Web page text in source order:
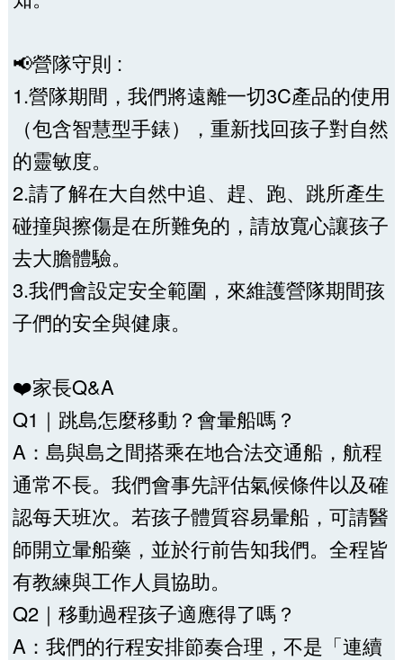
📢營隊守則 :
1.營隊期間，我們將遠離一切3C產品的使用
（包含智慧型手錶），重新找回孩子對自然
的靈敏度。
2.請了解在大自然中追、趕、跑、跳所產生
碰撞與擦傷是在所難免的，請放寬心讓孩子
去大膽體驗。
3.我們會設定安全範圍，來維護營隊期間孩
子們的安全與健康。
❤️家長Q&A
Q1｜跳島怎麼移動？會暈船嗎？
A：島與島之間搭乘在地合法交通船，航程
通常不長。我們會事先評估氣候條件以及確
認每天班次。若孩子體質容易暈船，可請醫
師開立暈船藥，並於行前告知我們。全程皆
有教練與工作人員協助。
Q2｜移動過程孩子適應得了嗎？
A：我們的行程安排節奏合理，不是「連續